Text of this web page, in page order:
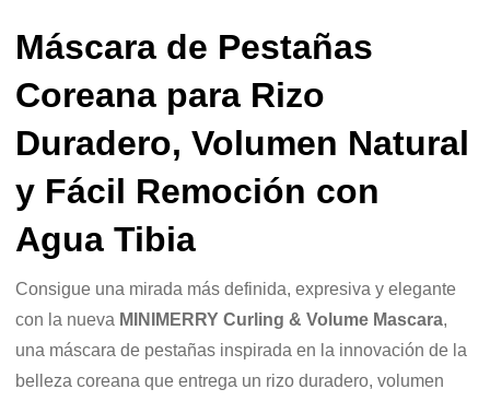
Máscara de Pestañas
Coreana para Rizo
Duradero, Volumen Natural
y Fácil Remoción con
Agua Tibia
Consigue una mirada más definida, expresiva y elegante
con la nueva MINIMERRY Curling & Volume Mascara,
una máscara de pestañas inspirada en la innovación de la
belleza coreana que entrega un rizo duradero, volumen